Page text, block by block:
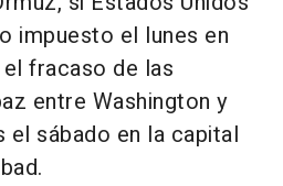
impuesto el lunes en
fracaso de las
entre Washington y
el sábado en la capital